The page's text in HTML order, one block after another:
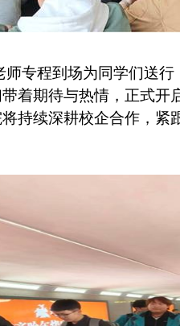
师专程到场为同学们送
着期待与热情，正式
持续深耕校企合作，